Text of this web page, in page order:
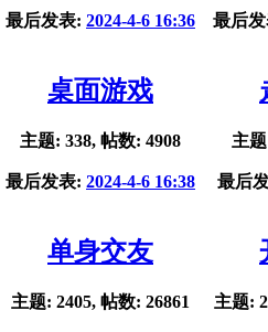
最后发表: 2024-4-6 16:36 最后
桌面游戏
主题: 338, 帖数: 4908
最后发表: 2024-4-6 16:38
主
最后
单身交友
主题: 2405, 帖数: 26861 主题: